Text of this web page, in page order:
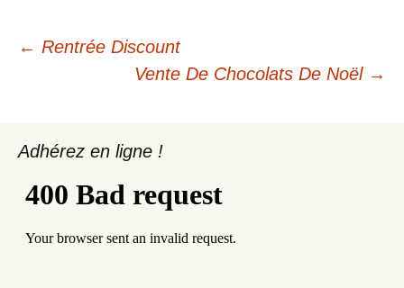
Navigation
articles
← Rentrée Discount
Vente De Chocolats De Noël →
Adhérez en ligne !